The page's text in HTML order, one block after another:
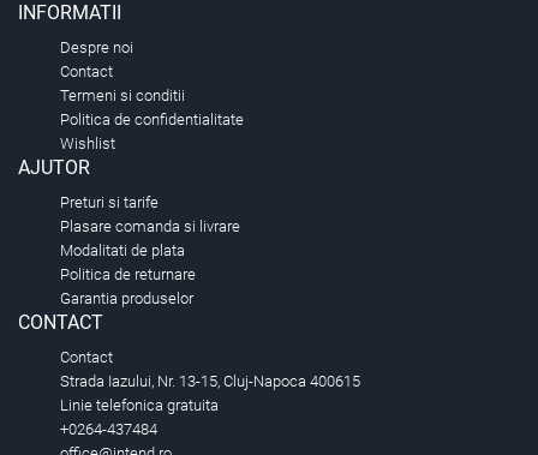
INFORMATII
Despre noi
Contact
Termeni si conditii
Politica de confidentialitate
Wishlist
AJUTOR
Preturi si tarife
Plasare comanda si livrare
Modalitati de plata
Politica de returnare
Garantia produselor
CONTACT
Contact
Strada Iazului, Nr. 13-15, Cluj-Napoca 400615
Linie telefonica gratuita
+0264-437484